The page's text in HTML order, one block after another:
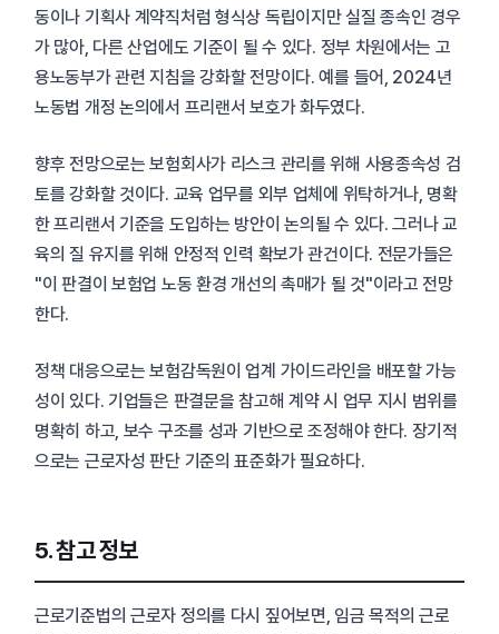
동이나 기획사 계약직처럼 형식상 독립이지만 실질 종속인 경우
가 많아, 다른 산업에도 기준이 될 수 있다. 정부 차원에서는 고
용노동부가 관련 지침을 강화할 전망이다. 예를 들어, 2024년
노동법 개정 논의에서 프리랜서 보호가 화두였다.
향후 전망으로는 보험회사가 리스크 관리를 위해 사용종속성 검
토를 강화할 것이다. 교육 업무를 외부 업체에 위탁하거나, 명확
한 프리랜서 기준을 도입하는 방안이 논의될 수 있다. 그러나 교
육의 질 유지를 위해 안정적 인력 확보가 관건이다. 전문가들은
"이 판결이 보험업 노동 환경 개선의 촉매가 될 것"이라고 전망
한다.
정책 대응으로는 보험감독원이 업계 가이드라인을 배포할 가능
성이 있다. 기업들은 판결문을 참고해 계약 시 업무 지시 범위를
명확히 하고, 보수 구조를 성과 기반으로 조정해야 한다. 장기적
으로는 근로자성 판단 기준의 표준화가 필요하다.
5. 참고 정보
근로기준법의 근로자 정의를 다시 짚어보면, 임금 목적의 근로